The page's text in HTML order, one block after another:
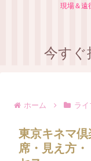
現場＆遠
今すぐ
ホーム ライ
東京キネマ
席・見え方